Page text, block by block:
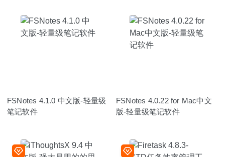
FSNotes 4.1.0 中文版-轻量级
笔记软件
FSNotes 4.0.22 for Mac中文
版-轻量级笔记软件